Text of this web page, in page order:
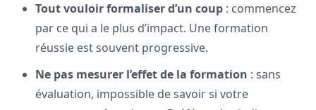
Tout vouloir formaliser d’un coup : commencez
par ce qui a le plus d’impact. Une formation
réussie est souvent progressive.
Ne pas mesurer l’effet de la formation : sans
évaluation, impossible de savoir si votre